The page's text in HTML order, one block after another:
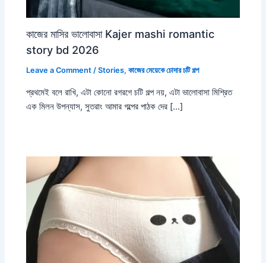
কাজের মাসির ভালোবাসা Kajer mashi romantic
story bd 2026
Leave a Comment /Stories,কাজের মেয়েকে চোদার চটি গল্প
প্রথমেই বলে রাখি, এটা কোনো রগরগে চটি গল্প নয়, এটা ভালোবাসা মিশ্রিত
এক মিলন উপন্যাস, সুতরাং আমার গল্পের পাঠক দের […]